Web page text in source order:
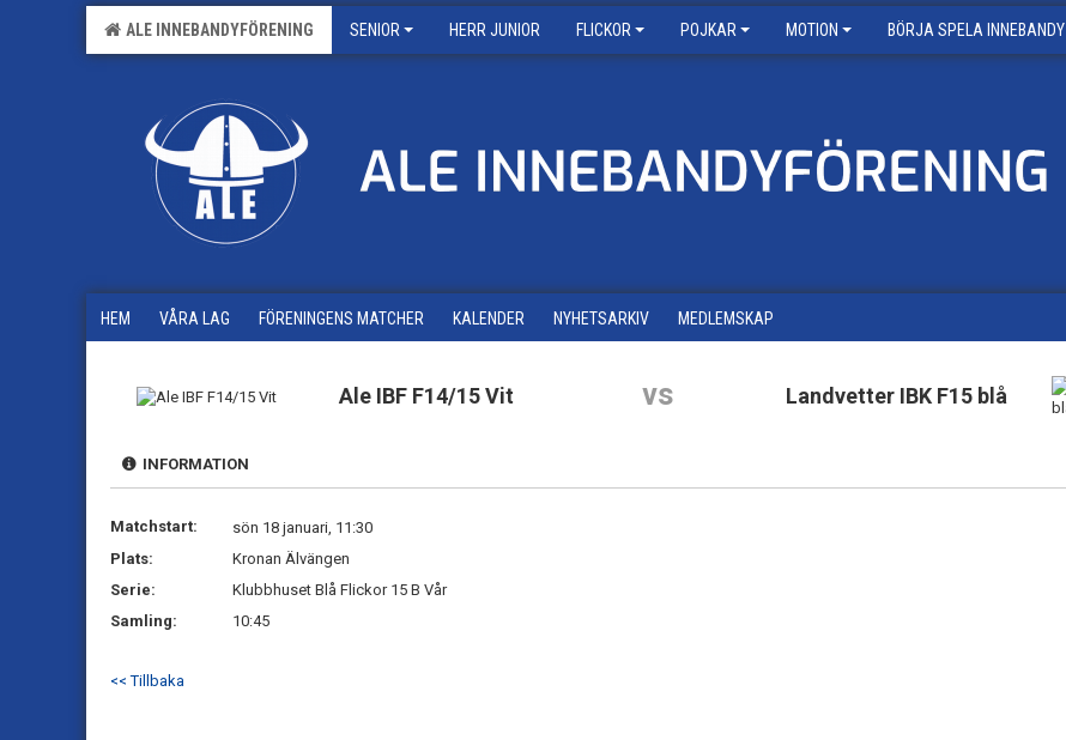
ALE INNEBANDYFÖRENING SENIOR HERR JUNIOR FLICKOR POJKAR MOTION BÖRJA SPELA INNEBANDY
HEM VÅRA LAG FÖRENINGENS MATCHER KALENDER NYHETSARKIV MEDLEMSKAP
Ale IBF F14/15 Vit vs Landvetter IBK F15 blå
INFORMATION
Matchstart:
sön 18 januari, 11:30
Plats:
Kronan Älvängen
Serie:
Klubbhuset Blå Flickor 15 B Vår
Samling:
10:45
<< Tillbaka